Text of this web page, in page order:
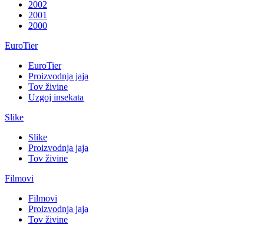
2002
2001
2000
EuroTier
EuroTier
Proizvodnja jaja
Tov živine
Uzgoj insekata
Slike
Slike
Proizvodnja jaja
Tov živine
Filmovi
Filmovi
Proizvodnja jaja
Tov živine